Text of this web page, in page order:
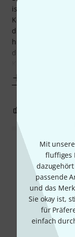
Mit
fluffiges
passende
und das
Sie okay ist,
für
einfach
ist der absolute
Kompressor
diesem
hier für mich
drin von wummig